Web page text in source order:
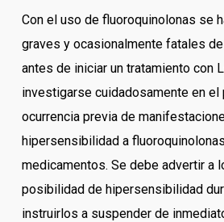
Con el uso de fluoroquinolonas se
graves y ocasionalmente fatales
antes de iniciar un tratamiento con
investigarse cuidadosamente en el
ocurrencia previa de
hipersensibilidad a
medicamentos. Se debe advertir a
posibilidad de hipersensibilidad
instruirlos a suspender de